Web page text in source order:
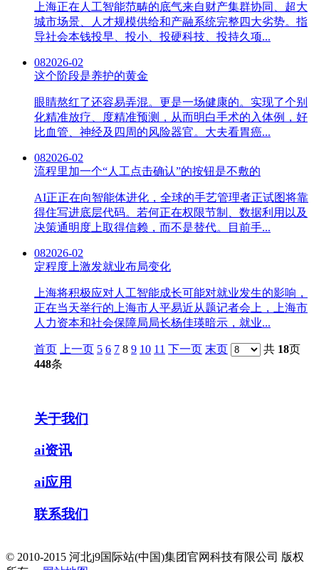
上海正在人工智能范畴的底气来自财产集群协同、超大
城市场景、人才规模供给和产融系统完整四大劣势。指
导社会本钱投早、投小、投硬科技、投持久项...
082026-02
这个阶段是养护的黄金
眼睛熬红了还容易弄混。更是一场健康的。实现了个别
化精准放疗、度精准预测，从而明白手术的入体例，好
比血管、神经及四周的风险器官。大夫看胃癌...
082026-02
流程里加一个“人工点击确认”的按钮是不敷的
AI正正在向智能体进化，全球的手艺管理者正试图将靠
得住写进底层代码。若何正在权限节制、数据利用以及
决策通明度上取得信赖，而不是替代。目前手...
082026-02
定程度上激发就业布局变化
上海将积极应对人工智能成长可能对就业发生的影响，
正在当天举行的上海市人平易近从题记者会上，上海市
人力资本和社会保障局局长杨佳瑛暗示，就业...
首页 上一页 5 6 7 8 9 10 11 下一页 末页 共 18页
448条
关于我们
ai资讯
ai应用
联系我们
© 2010-2015 河北j9国际站(中国)集团官网科技有限公司 版权